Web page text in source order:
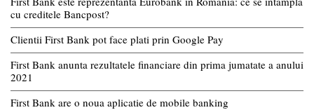
cu creditele Bancpost?
Clientii First Bank pot face plati prin Google Pay
First Bank anunta rezultatele financiare din prima jumatate a anului
2021
First Bank are o noua aplicatie de mobile banking